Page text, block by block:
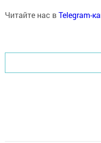
Читайте нас вTelegram-